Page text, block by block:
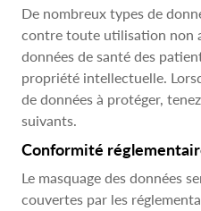
De nombreux types de
contre toute utilisation non
données de santé des
propriété intellectuelle.
de données à protéger,
suivants.
Conformité
Le masquage des données
couvertes par les